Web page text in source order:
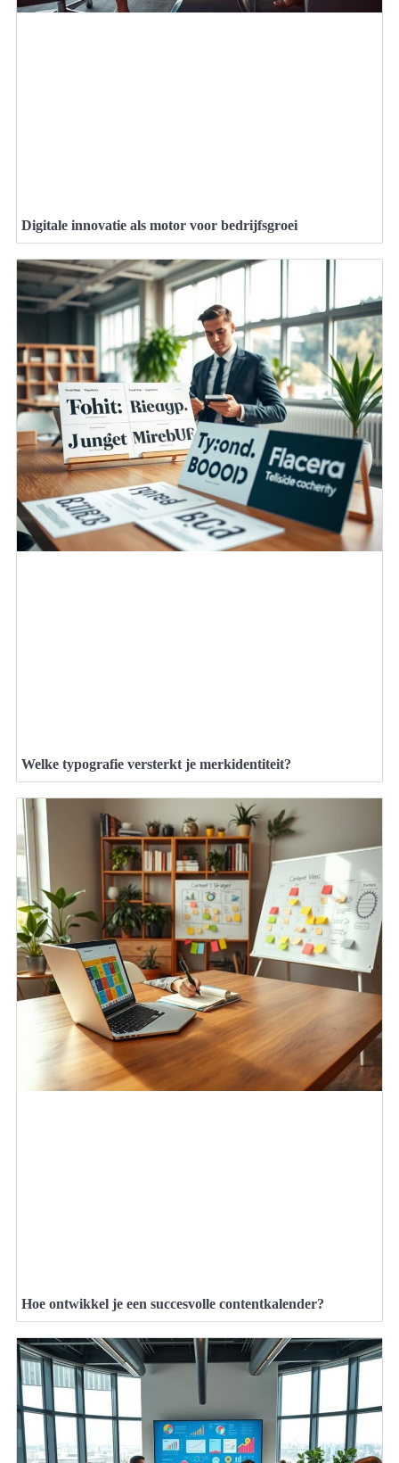
Digitale innovatie als motor voor bedrijfsgroei
Welke typografie versterkt je merkidentiteit?
Hoe ontwikkel je een succesvolle contentkalender?